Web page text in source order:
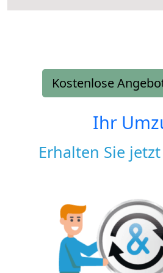
Kostenlose
Ihr
Erhalten Sie